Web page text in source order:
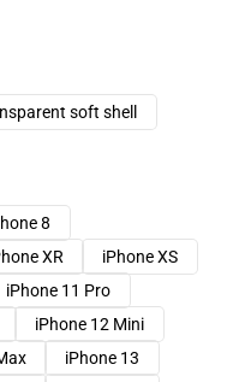
soft shell
8
XR
iPhone XS
iPhone 11 Pro
iPhone 12 Mini
iPhone 13